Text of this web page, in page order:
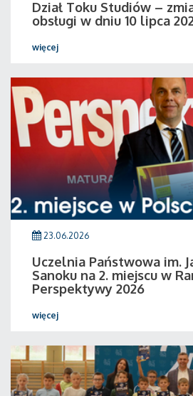
Dział Toku Studiów –
obsługi w dniu 10 lipca
więcej
23.06.2026
Uczelnia Państwowa im.
Sanoku na 2. miejscu w
Perspektywy 2026
więcej